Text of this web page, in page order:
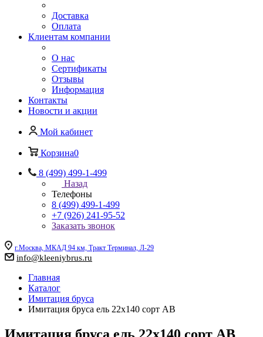
Доставка
Оплата
Клиентам компании
О нас
Сертификаты
Отзывы
Информация
Контакты
Новости и акции
Мой кабинет
Корзина0
8 (499) 499-1-499
Назад
Телефоны
8 (499) 499-1-499
+7 (926) 241-95-52
Заказать звонок
г.Москва, МКАД 94 км, Тракт Терминал, Л-29
info@kleeniybrus.ru
Главная
Каталог
Имитация бруса
Имитация бруса ель 22x140 сорт АВ